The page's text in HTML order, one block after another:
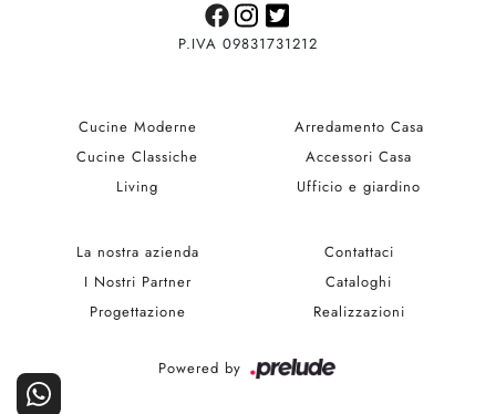
P.IVA 09831731212
Cucine Moderne
Cucine Classiche
Living
Arredamento Casa
Accessori Casa
Ufficio e giardino
La nostra azienda
I Nostri Partner
Progettazione
Contattaci
Cataloghi
Realizzazioni
Powered by